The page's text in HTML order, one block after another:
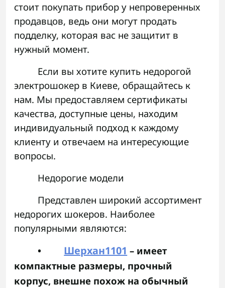
стоит покупать прибор у непроверенных
продавцов, ведь они могут продать
подделку, которая вас не защитит в
нужный момент.
Если вы хотите купить недорогой
электрошокер в Киеве, обращайтесь к
нам. Мы предоставляем сертификаты
качества, доступные цены, находим
индивидуальный подход к каждому
клиенту и отвечаем на интересующие
вопросы.
Недорогие модели
Представлен широкий ассортимент
недорогих шокеров. Наиболее
популярными являются:
• Шерхан1101 – имеет
компактные размеры, прочный
корпус, внешне похож на обычный